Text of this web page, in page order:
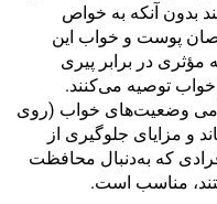
بدون آنکه به خواص
پوست و خواب این
مؤثری در برابر پیری
توصیه می‌کنند.
وضعیت‌های خواب (روی
و مزایای جلوگیری از
که به‌دنبال محافظت
مناسب است.